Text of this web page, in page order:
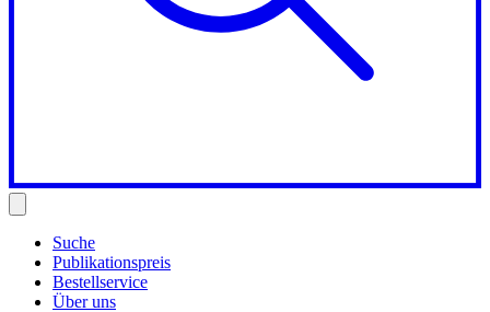
Suche
Publikationspreis
Bestellservice
Über uns